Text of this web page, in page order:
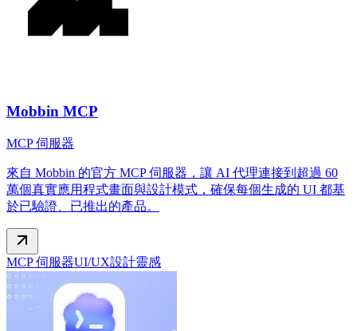
Mobbin MCP
MCP 伺服器
來自 Mobbin 的官方 MCP 伺服器，讓 AI 代理連接到超過 60
萬個真實應用程式畫面與設計模式，確保每個生成的 UI 都基
於已驗證、已推出的產品。
MCP 伺服器UI/UX設計靈感